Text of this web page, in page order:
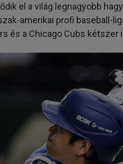
el a világ legnagyobb
amerikai profi baseball-
és a Chicago Cubs